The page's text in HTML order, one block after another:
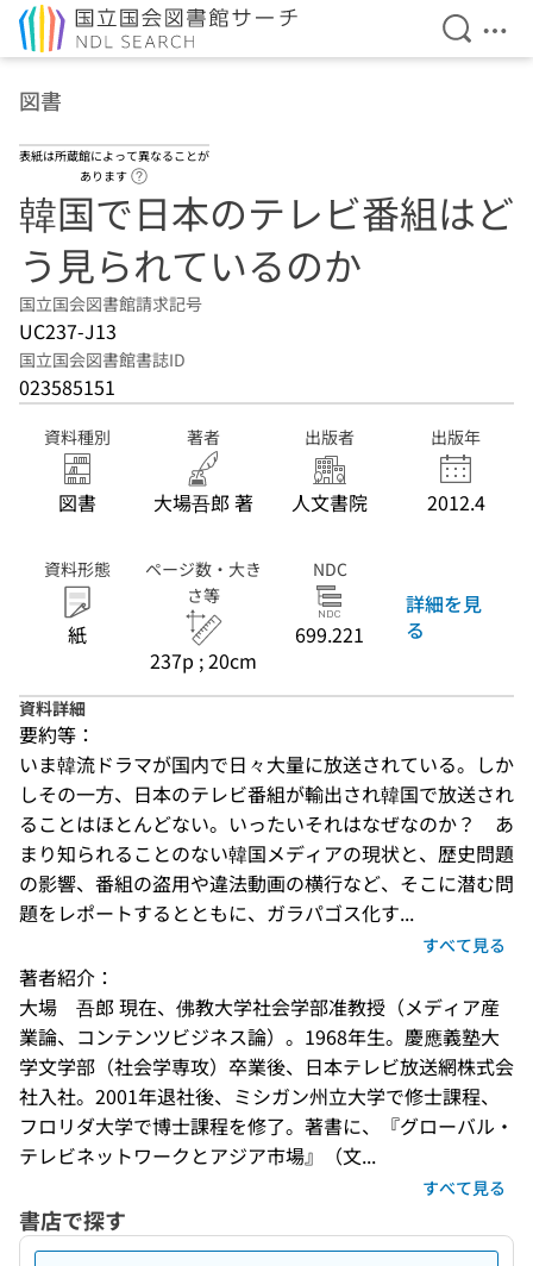
検索を
メ
図書
表紙は所蔵館によって異なることが
あります
韓国で日本のテレビ番組はど
う見られているのか
国立国会図書館請求記号
UC237-J13
国立国会図書館書誌ID
023585151
資料種別
図書
著者
大場吾郎 著
出版者
人文書院
出版年
2012.4
資料形態
紙
ページ数・大き
さ等
237p ; 20cm
NDC
699.221
詳細を見
る
資料詳細
要約等：
いま韓流ドラマが国内で日々大量に放送されている。しか
しその一方、日本のテレビ番組が輸出され韓国で放送され
ることはほとんどない。いったいそれはなぜなのか？　あ
まり知られることのない韓国メディアの現状と、歴史問題
の影響、番組の盗用や違法動画の横行など、そこに潜む問
題をレポートするとともに、ガラパゴス化す...
すべて見る
著者紹介：
大場　吾郎 現在、佛教大学社会学部准教授（メディア産
業論、コンテンツビジネス論）。1968年生。慶應義塾大
学文学部（社会学専攻）卒業後、日本テレビ放送網株式会
社入社。2001年退社後、ミシガン州立大学で修士課程、
フロリダ大学で博士課程を修了。著書に、『グローバル・
テレビネットワークとアジア市場』（文...
すべて見る
書店で探す